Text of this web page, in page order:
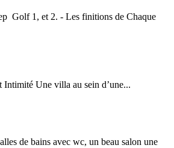
Golf 1, et 2. - Les finitions de Chaque
Intimité Une villa au sein d’une...
de bains avec wc, un beau salon une